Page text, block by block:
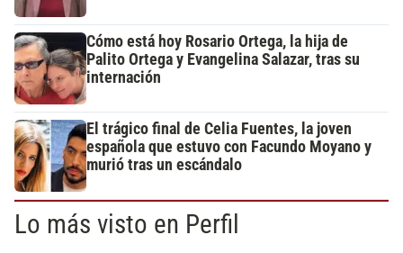
Cómo está hoy Rosario Ortega, la hija de
Palito Ortega y Evangelina Salazar, tras su
internación
El trágico final de Celia Fuentes, la joven
española que estuvo con Facundo Moyano y
murió tras un escándalo
Lo más visto en Perfil